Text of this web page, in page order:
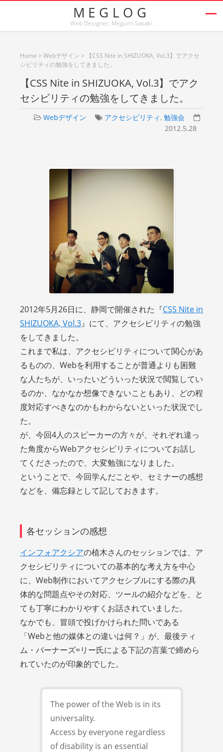
MEGLOG
Web Designer, Megumi Sasaki.
Home > Webデザイン >
【CSS Nite in SHIZUOKA, Vol.3】でアクセ
シビリティの勉強をしてきました。
【CSS Nite in SHIZUOKA, Vol.3】でアク
セシビリティの勉強をしてきました。
Webデザイン アクセシビリティ , 勉強会
2012.5.28
2012年5月26日に、静岡で開催された『CSS Nite in
SHIZUOKA, Vol.3』にて、アクセシビリティの勉強
をしてきました。
これまで私は、アクセシビリティについて関心があ
るものの、Webを利用することが普通よりも困難
な人たちが、いったいどういった状況で閲覧してい
るのか、なかなか想像できないこともあり、どの程
度対応すべきなのかもわからないといった状況でし
た。
が、今回4人のスピーカーの方々が、それぞれ違っ
た角度からWebアクセシビリティについてお話し
てくださったので、大変勉強になりました。
ということで、今回学んだことや、セミナーの感想
などを、備忘録として記しておきます。
各セッションの感想
インフォアクシアの植木さんのセッションでは、ア
クセシビリティについての基本的な考え方を中心
に、Web制作においてアクセシブルにする際の具
体的な問題点やその対応、ツールの紹介などを、と
ても丁寧にわかりやすくお話されていました。
なかでも、冒頭で投げかけられた問いである
「Webと他の媒体との違いは何？」が、最後ティ
ム・バーナーズ=リー氏による下記の言葉で締めら
れていたのが印象的でした。
The power of the Web is in its
universality.
Access by everyone regardless
of disability is an essential